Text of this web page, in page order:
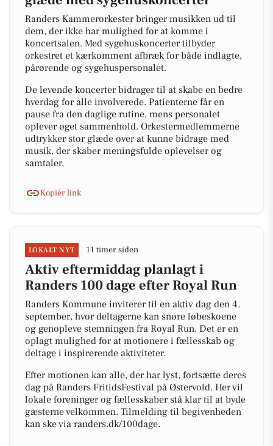
Randers Kammerorkester bringer musikken ud til
dem, der ikke har mulighed for at komme i
koncertsalen. Med sygehuskoncerter tilbyder
orkestret et kærkomment afbræk for både indlagte,
pårørende og sygehuspersonalet.
De levende koncerter bidrager til at skabe en bedre
hverdag for alle involverede. Patienterne får en
pause fra den daglige rutine, mens personalet
oplever øget sammenhold. Orkestermedlemmerne
udtrykker stor glæde over at kunne bidrage med
musik, der skaber meningsfulde oplevelser og
samtaler.
Kopiér link
LOKALT NYT 11 timer siden
Aktiv eftermiddag planlagt i
Randers 100 dage efter Royal Run
Randers Kommune inviterer til en aktiv dag den 4.
september, hvor deltagerne kan snøre løbeskoene
og genopleve stemningen fra Royal Run. Det er en
oplagt mulighed for at motionere i fællesskab og
deltage i inspirerende aktiviteter.
Efter motionen kan alle, der har lyst, fortsætte deres
dag på Randers FritidsFestival på Østervold. Her vil
lokale foreninger og fællesskaber stå klar til at byde
gæsterne velkommen. Tilmelding til begivenheden
kan ske via randers.dk/100dage.